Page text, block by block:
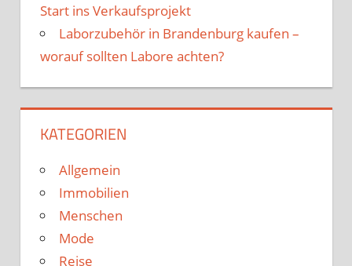
Start ins Verkaufsprojekt
Laborzubehör in Brandenburg kaufen –
worauf sollten Labore achten?
KATEGORIEN
Allgemein
Immobilien
Menschen
Mode
Reise